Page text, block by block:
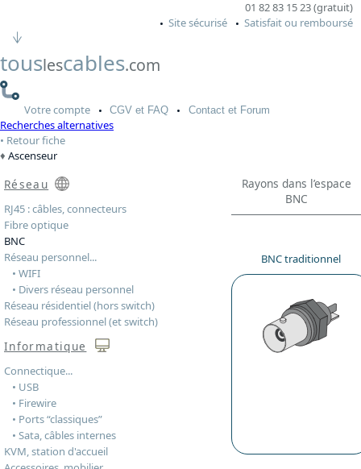
01 82 83 15 23 (gratuit)
Site sécurisé
Satisfait ou remboursé
touslescables.com
Votrecompte CGV et FAQ Contactet Forum
Recherches alternatives
Retour fiche
Ascenseur
Rayons dans l’espace
BNC
BNC traditionnel
Réseau
RJ45 : câbles, connecteurs
Fibre optique
BNC
Réseau personnel...
• WIFI
• Divers réseau personnel
Réseau résidentiel (hors switch)
Réseau professionnel (et switch)
Informatique
Connectique...
• USB
• Firewire
• Ports “classiques”
• Sata, câbles internes
KVM, station d'accueil